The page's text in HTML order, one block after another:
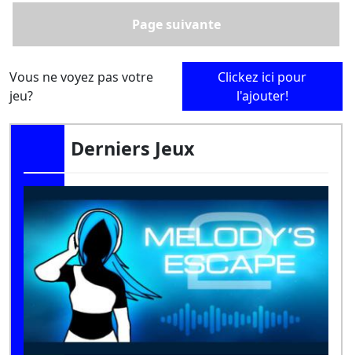
Page suivante
Vous ne voyez pas votre
jeu?
Clickez ici pour
l'ajouter!
Derniers Jeux